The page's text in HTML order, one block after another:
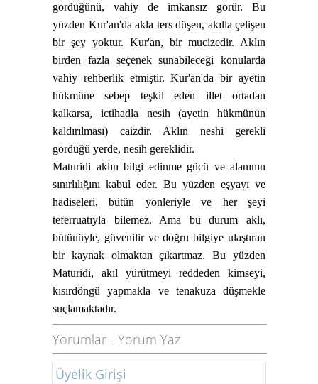
gördüğünü, vahiy de imkansız görür. Bu
yüzden Kur'an'da akla ters düşen, akılla çelişen
bir şey yoktur. Kur'an, bir mucizedir. Aklın
birden fazla seçenek sunabileceği konularda
vahiy rehberlik etmiştir.Kur'an'da bir ayetin
hükmüne sebep teşkil eden illet ortadan
kalkarsa, ictihadla nesih (ayetin hükmünün
kaldırılması) caizdir. Aklın neshi gerekli
gördüğü yerde, nesih gereklidir.
Maturidi aklın bilgi edinme gücü ve alanının
sınırlılığını kabul eder. Bu yüzden eşyayı ve
hadiseleri, bütün yönleriyle ve her şeyi
teferruatıyla bilemez. Ama bu durum aklı,
bütünüyle, güvenilir ve doğru bilgiye ulaştıran
bir kaynak olmaktan çıkartmaz. Bu yüzden
Maturidi, akıl yürütmeyi reddeden kimseyi,
kısırdöngü yapmakla ve tenakuza düşmekle
suçlamaktadır.
Yorumlar - Yorum Yaz
Üyelik Girişi